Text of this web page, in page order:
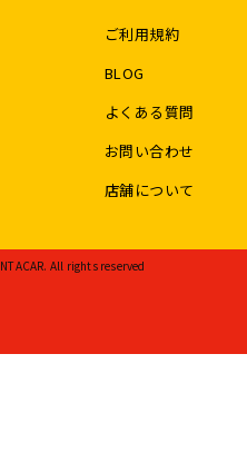
ご利用規約
BLOG
よくある質問
お問い合わせ
店舗について
All rights reserved